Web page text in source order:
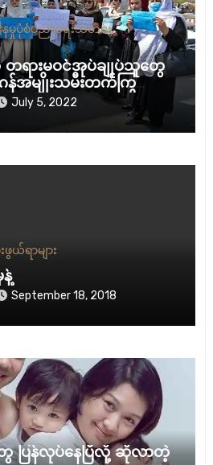
ေမှုပုံစံပညာရေးသတင်း
ရားမဝင်အုပ်ချုပ်သူတွေ
န်အမျိုးသမီးတက်ကြွ
July 5, 2022
ဖွယ်ရာများ
န့်
September 18, 2018
ပြန်လုပ်နေပြီလို့ ဆိုလာတဲ့